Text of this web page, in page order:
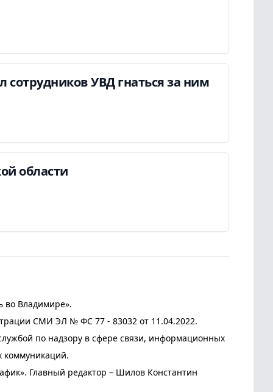
сотрудников УВД гнаться за ним
области
во Владимире».
СМИ ЭЛ № ФС 77 - 83032 от 11.04.2022.
по надзору в сфере связи, информационных
коммуникаций.
Главный редактор – Шилов Константин